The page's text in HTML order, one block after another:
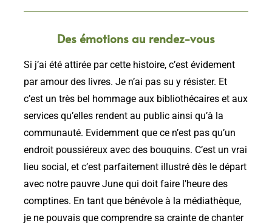
Des émotions au rendez-vous
Si j’ai été attirée par cette histoire, c’est évidement
par amour des livres. Je n’ai pas su y résister. Et
c’est un très bel hommage aux bibliothécaires et aux
services qu’elles rendent au public ainsi qu’à la
communauté. Evidemment que ce n’est pas qu’un
endroit poussiéreux avec des bouquins. C’est un vrai
lieu social, et c’est parfaitement illustré dès le départ
avec notre pauvre June qui doit faire l’heure des
comptines. En tant que bénévole à la médiathèque,
je ne pouvais que comprendre sa crainte de chanter